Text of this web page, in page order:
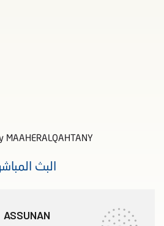
MAAHERALQAHTANY
البث المباشر